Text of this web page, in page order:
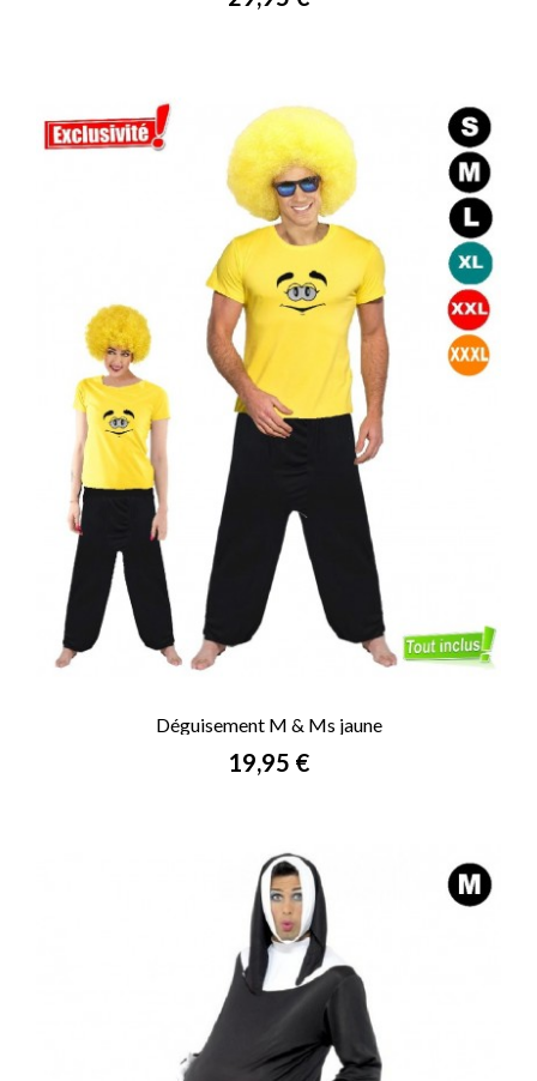
Déguisement M & Ms jaune
Prix
19,95 €